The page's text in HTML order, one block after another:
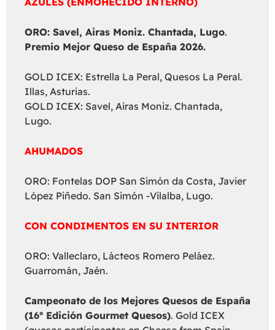
ORO: Savel, Airas Moniz. Chantada, Lugo.
Premio Mejor Queso de España 2026.
GOLD ICEX: Estrella La Peral, Quesos La Peral.
Illas, Asturias.
GOLD ICEX: Savel, Airas Moniz. Chantada,
Lugo.
AHUMADOS
ORO: Fontelas DOP San Simón da Costa, Javier
López Piñedo. San Simón -Vilalba, Lugo.
CON CONDIMENTOS EN SU INTERIOR
ORO: Valleclaro, Lácteos Romero Peláez.
Guarromán, Jaén.
Campeonato de los Mejores Quesos de España
(16º Edición Gourmet Quesos). Gold ICEX